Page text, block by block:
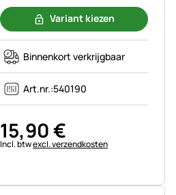
Variant kiezen
Binnenkort verkrijgbaar
Art.nr.:540190
15,90€
Belastinginformatie:
Incl. btwexcl. verzendkosten